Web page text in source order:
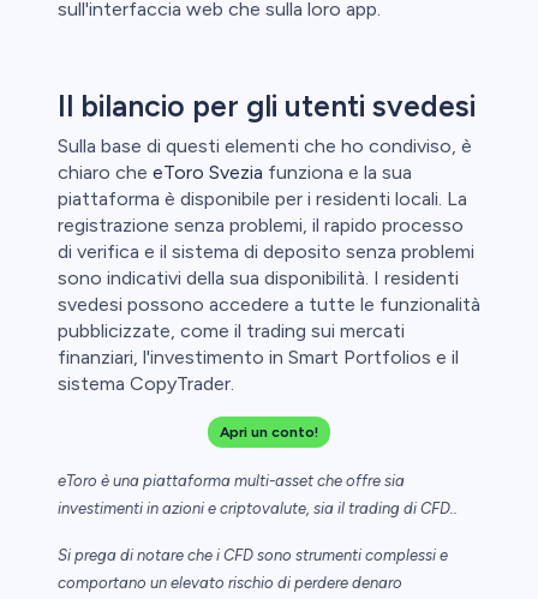
sull'interfaccia web che sulla loro app.
Il bilancio per gli utenti svedesi
Sulla base di questi elementi che ho condiviso, è
chiaro che eToro Svezia funziona e la sua
piattaforma è disponibile per i residenti locali. La
registrazione senza problemi, il rapido processo
di verifica e il sistema di deposito senza problemi
sono indicativi della sua disponibilità. I residenti
svedesi possono accedere a tutte le funzionalità
pubblicizzate, come il trading sui mercati
finanziari, l'investimento in Smart Portfolios e il
sistema CopyTrader.
Apri un conto!
eToro è una piattaforma multi-asset che offre sia
investimenti in azioni e criptovalute, sia il trading di CFD..
Si prega di notare che i CFD sono strumenti complessi e
comportano un elevato rischio di perdere denaro